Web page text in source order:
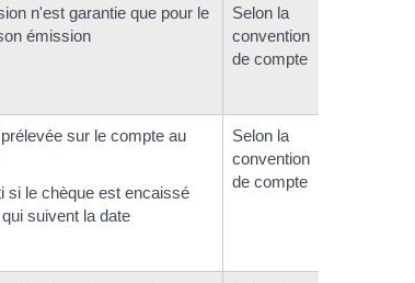
n'est garantie que pour le
émission
Selon la
convention
de compte
sur le compte au
si le chèque est encaissé
suivent la date
Selon la
convention
de compte